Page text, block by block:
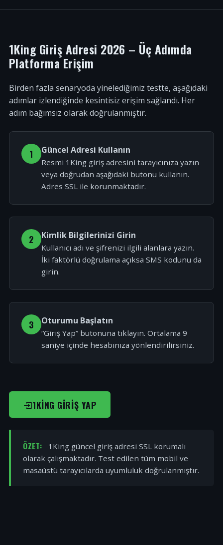
1King Giriş Adresi 2026 – Üç Adımda
Platforma Erişim
Birden fazla senaryoda yinelediğimiz testte, aşağıdaki
adımlar izlendiğinde kesintisiz erişim sağlandı. Her
adım bağımsız olarak doğrulanmıştır.
1 Güncel Adresi Kullanın
Resmi 1King giriş adresini tarayıcınıza yazın
veya doğrudan aşağıdaki butonu kullanın.
Adres SSL ile korunmaktadır.
2 Kimlik Bilgilerinizi Girin
Kullanıcı adı ve şifrenizi ilgili alanlara yazın.
İki faktörlü doğrulama açıksa SMS kodunu da
girin.
3 Oturumu Başlatın
“Giriş Yap” butonuna tıklayın. Ortalama 9
saniye içinde hesabınıza yönlendirilirsiniz.
1KING GIRIŞ YAP
ÖZET:
1King güncel giriş adresi SSL korumalı
olarak çalışmaktadır. Test edilen tüm mobil ve
masaüstü tarayıcılarda uyumluluk doğrulanmıştır.